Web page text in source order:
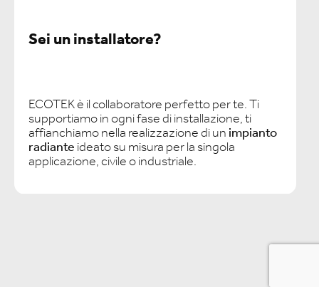
Sei un installatore?
ECOTEK è il collaboratore perfetto per te. Ti
supportiamo in ogni fase di installazione, ti
affianchiamo nella realizzazione di un impianto
radiante ideato su misura per la singola
applicazione, civile o industriale.